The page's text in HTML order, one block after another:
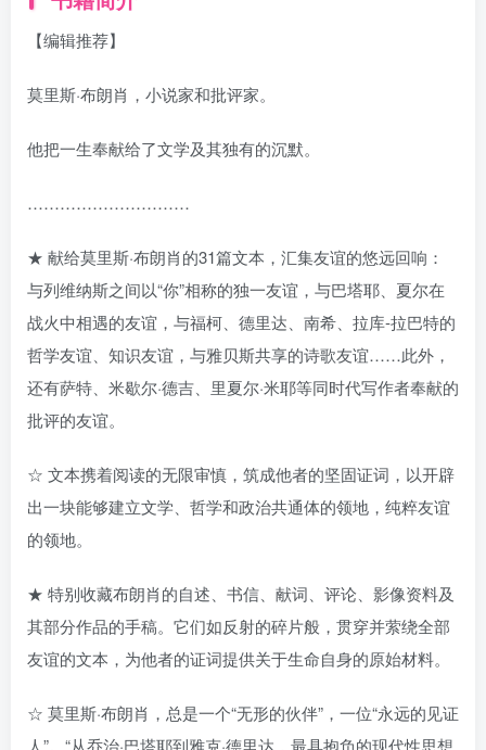
【编辑推荐】
莫里斯·布朗肖，小说家和批评家。
他把一生奉献给了文学及其独有的沉默。
…………………………
★ 献给莫里斯·布朗肖的31篇文本，汇集友谊的悠远回响：
与列维纳斯之间以“你”相称的独一友谊，与巴塔耶、夏尔在
战火中相遇的友谊，与福柯、德里达、南希、拉库-拉巴特的
哲学友谊、知识友谊，与雅贝斯共享的诗歌友谊……此外，
还有萨特、米歇尔·德吉、里夏尔·米耶等同时代写作者奉献的
批评的友谊。
☆ 文本携着阅读的无限审慎，筑成他者的坚固证词，以开辟
出一块能够建立文学、哲学和政治共通体的领地，纯粹友谊
的领地。
★ 特别收藏布朗肖的自述、书信、献词、评论、影像资料及
其部分作品的手稿。它们如反射的碎片般，贯穿并萦绕全部
友谊的文本，为他者的证词提供关于生命自身的原始材料。
☆ 莫里斯·布朗肖，总是一个“无形的伙伴”，一位“永远的见证
人”。“从乔治·巴塔耶到雅克·德里达，最具抱负的现代性思想